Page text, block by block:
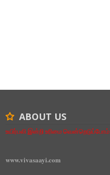
ABOUT US
உயிர்பலி இன்றி உரிமை வென்றெடுப்போம்
www.vivasaayi.com